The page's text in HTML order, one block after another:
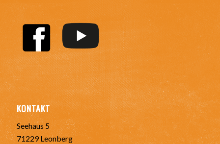
KONTAKT
Seehaus 5
71229 Leonberg